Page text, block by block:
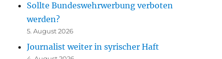
Sollte Bundeswehrwerbung verboten
werden?
5. August 2026
Journalist weiter in syrischer Haft